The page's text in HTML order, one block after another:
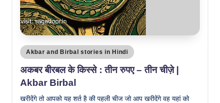
Posted
in
Akbar and Birbal stories in Hindi
अकबर बीरबल के किस्से : तीन रुपए – तीन चीज़े |
Akbar Birbal
खरीदेंगे तो आपको यह शर्त है की पहली चीज जो आप खरीदेंगे वह यहां को